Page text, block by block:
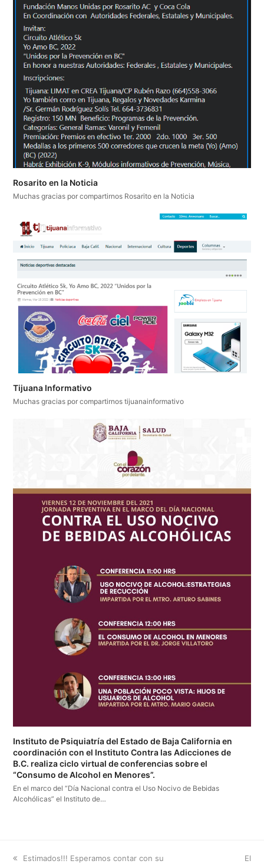
Rosarito en la Noticia
Muchas gracias por compartirnos Rosarito en la Noticia
Tijuana Informativo
Muchas gracias por compartirnos tijuanainformativo
Instituto de Psiquiatría del Estado de Baja California en
coordinación con el Instituto Contra las Adicciones de
B.C. realiza ciclo virtual de conferencias sobre el
“Consumo de Alcohol en Menores”.
En el marco del “Día Nacional contra el Uso Nocivo de Bebidas
Alcohólicas” el Instituto de…
previous
Estimados!!! Esperamos contar con su next
El